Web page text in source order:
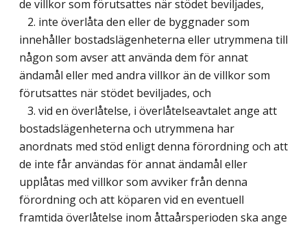
de villkor som förutsattes när stödet beviljades,
2. inte överlåta den eller de byggnader som
innehåller bostadslägenheterna eller utrymmena till
någon som avser att använda dem för annat
ändamål eller med andra villkor än de villkor som
förutsattes när stödet beviljades, och
3. vid en överlåtelse, i överlåtelseavtalet ange att
bostadslägenheterna och utrymmena har
anordnats med stöd enligt denna förordning och att
de inte får användas för annat ändamål eller
upplåtas med villkor som avviker från denna
förordning och att köparen vid en eventuell
framtida överlåtelse inom åttaårsperioden ska ange